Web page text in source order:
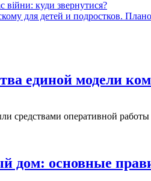
війни: куди звернутися?
для детей и подростков.
единой модели
средствами оперативной
дом: основные